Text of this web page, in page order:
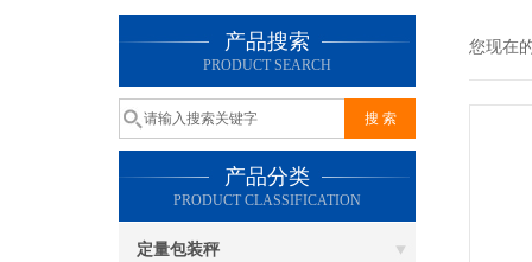
产品搜索
PRODUCT SEARCH
产品分类
PRODUCT CLASSIFICATION
定量包装秤
您现在